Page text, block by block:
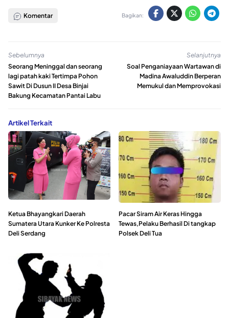
Komentar Bagikan:
Sebelumnya
Seorang Meninggal dan seorang
lagi patah kaki Tertimpa Pohon
Sawit Di Dusun II Desa Binjai
Bakung Kecamatan Pantai Labu
Selanjutnya
Soal Penganiayaan Wartawan di
Madina Awaluddin Berperan
Memukul dan Memprovokasi
Artikel Terkait
Ketua Bhayangkari Daerah
Sumatera Utara Kunker Ke Polresta
Deli Serdang
Pacar Siram Air Keras Hingga
Tewas,Pelaku Berhasil Di tangkap
Polsek Deli Tua